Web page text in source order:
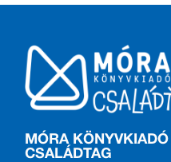
MÓRA
CSALÁDTAG